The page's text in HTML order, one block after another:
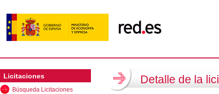
Licitaciones
Búsqueda Licitaciones
Detalle de la